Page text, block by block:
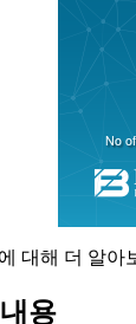
대해 더 알아
용